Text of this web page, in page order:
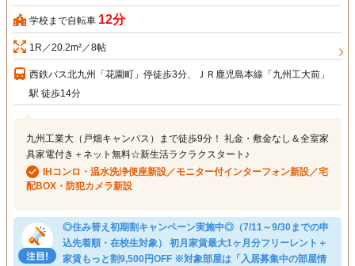
学校まで自転車 12分
1R／20.2m²／8帖
西鉄バス北九州「花園町」停徒歩3分、ＪＲ鹿児島本線「九州工大前」
駅 徒歩14分
九州工業大（戸畑キャンパス）まで徒歩9分！ 礼金・敷金なし＆全室家
具家電付き＋ネット無料☆新生活ラクラクスタート♪
IHコンロ・温水洗浄便座新設／モニター付インターフォン新設／宅
配BOX・防犯カメラ新設
◎住み替え初期割キャンペーン実施中◎（7/11～9/30までの申
込先着順・在校生対象） 初月家賃最大1ヶ月分フリーレント＋
家賃もっと割9,500円OFF ※対象部屋は「入居募集中の部屋情